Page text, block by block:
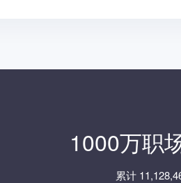
1000万职
累计